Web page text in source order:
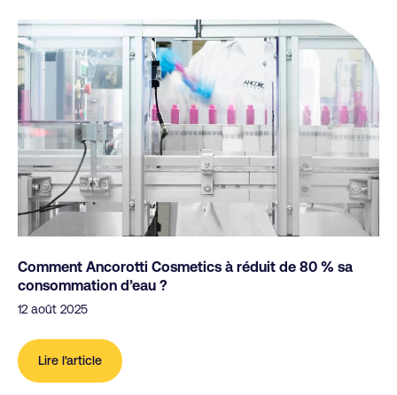
Comment Ancorotti Cosmetics à réduit de 80 % sa
consommation d’eau ?
12 août 2025
Lire l'article